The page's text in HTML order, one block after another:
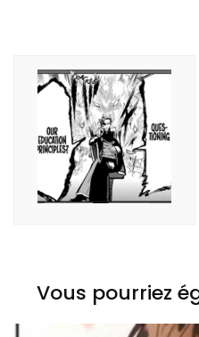
Navigation
d'article
Vous pourriez